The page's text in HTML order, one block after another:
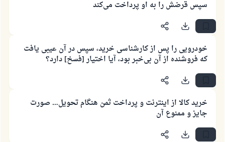
سپس قرضش را به او پرداخت می‌کند
خودرویی را پس از کارشناسی خرید، سپس در آن عیبی یافت
که فروشنده از آن بی‌خبر بود، آیا اختیار [فسخ] دارد؟
خرید کالا از اینترنت و پرداخت ثمن هنگام تحویل… صورت
جایز و ممنوع آن